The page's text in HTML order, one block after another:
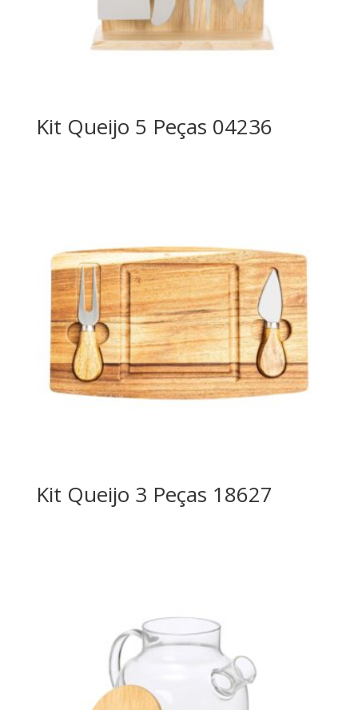
Kit Queijo 5 Peças 04236
Kit Queijo 3 Peças 18627